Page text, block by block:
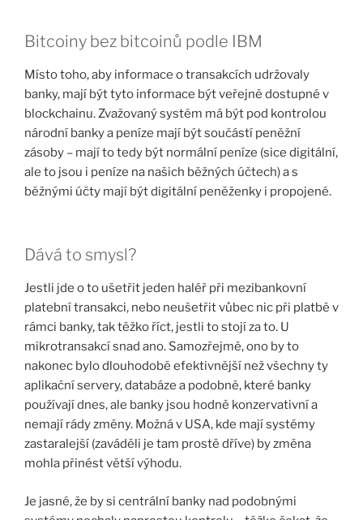
Bitcoiny bez bitcoinů podle IBM
Místo toho, aby informace o transakcích udržovaly
banky, mají být tyto informace být veřejně dostupné v
blockchainu. Zvažovaný systém má být pod kontrolou
národní banky a peníze mají být součástí peněžní
zásoby – mají to tedy být normální peníze (sice digitální,
ale to jsou i peníze na našich běžných účtech) a s
běžnými účty mají být digitální peněženky i propojené.
Dává to smysl?
Jestli jde o to ušetřit jeden haléř při mezibankovní
platební transakci, nebo neušetřit vůbec nic při platbě v
rámci banky, tak těžko říct, jestli to stojí za to. U
mikrotransakcí snad ano. Samozřejmě, ono by to
nakonec bylo dlouhodobě efektivnější než všechny ty
aplikační servery, databáze a podobně, které banky
používají dnes, ale banky jsou hodně konzervativní a
nemají rády změny. Možná v USA, kde mají systémy
zastaralejší (zaváděli je tam prostě dříve) by změna
mohla přinést větší výhodu.
Je jasné, že by si centrální banky nad podobnými